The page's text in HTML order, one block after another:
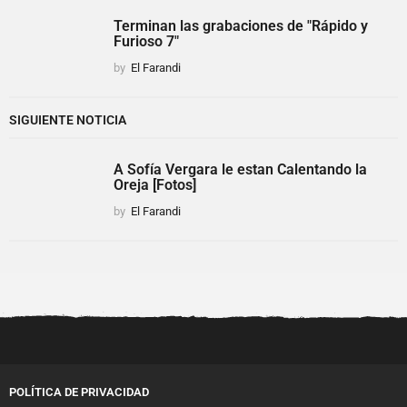
Terminan las grabaciones de "Rápido y
Furioso 7"
by El Farandi
SIGUIENTE NOTICIA
A Sofía Vergara le estan Calentando la
Oreja [Fotos]
by El Farandi
POLÍTICA DE PRIVACIDAD